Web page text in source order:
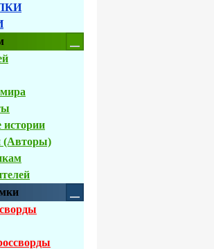
истории
(Авторы)